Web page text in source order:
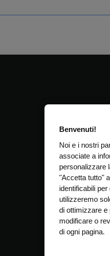
Benvenuti!
Noi e i nostri
associate a
personalizzare
"Accetta tutto"
identificabili
utilizzeremo
di ottimizzare e
modificare o
di ogni pagina.